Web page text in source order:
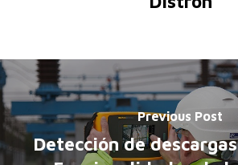
Previous Post
Detección de